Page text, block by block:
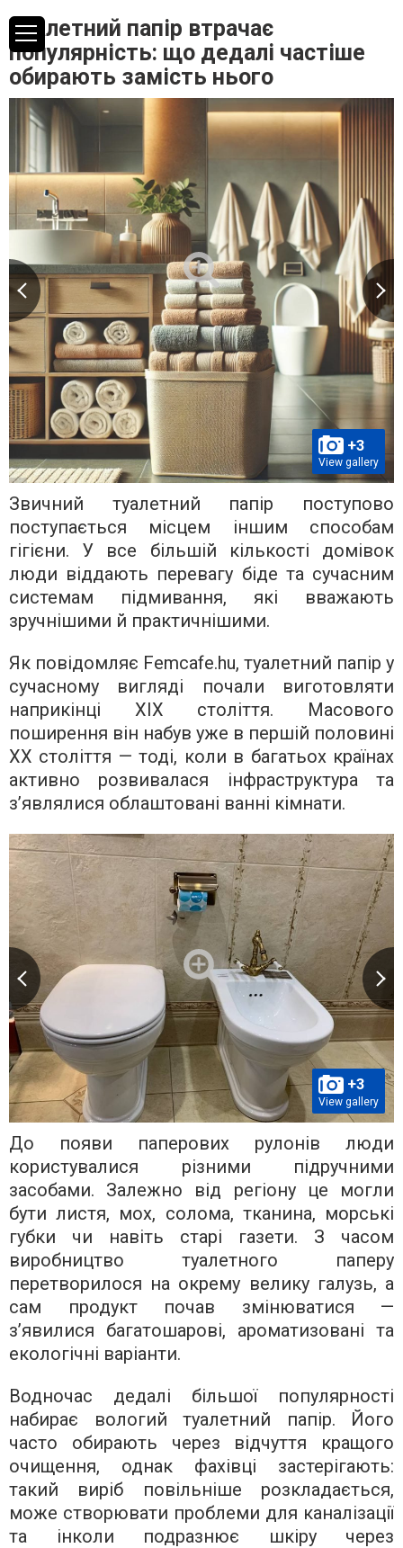
Туалетний папір втрачає
популярність: що дедалі частіше
обирають замість нього
+3
View gallery
Звичний туалетний папір поступово
поступається місцем іншим способам
гігієни. У все більшій кількості домівок
люди віддають перевагу біде та сучасним
системам підмивання, які вважають
зручнішими й практичнішими.
Як повідомляє Femcafe.hu, туалетний папір у
сучасному вигляді почали виготовляти
наприкінці ХІХ століття. Масового
поширення він набув уже в першій половині
ХХ століття — тоді, коли в багатьох країнах
активно розвивалася інфраструктура та
з’являлися облаштовані ванні кімнати.
+3
View gallery
До появи паперових рулонів люди
користувалися різними підручними
засобами. Залежно від регіону це могли
бути листя, мох, солома, тканина, морські
губки чи навіть старі газети. З часом
виробництво туалетного паперу
перетворилося на окрему велику галузь, а
сам продукт почав змінюватися —
з’явилися багатошарові, ароматизовані та
екологічні варіанти.
Водночас дедалі більшої популярності
набирає вологий туалетний папір. Його
часто обирають через відчуття кращого
очищення, однак фахівці застерігають:
такий виріб повільніше розкладається,
може створювати проблеми для каналізації
та інколи подразнює шкіру через